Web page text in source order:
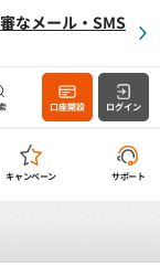
なメール・SMS
口座開設 ログイン
キャンペーン サポート